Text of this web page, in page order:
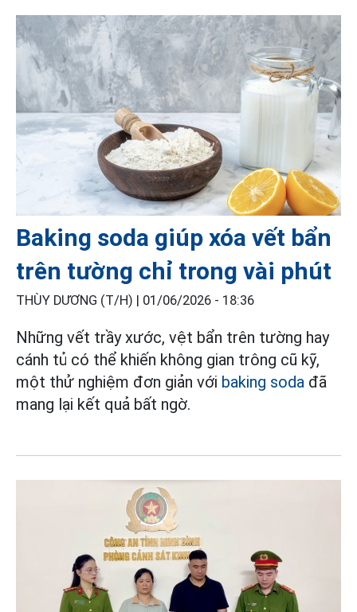
Baking soda giúp xóa vết bẩn
trên tường chỉ trong vài phút
THÙY DƯƠNG (T/H) | 01/06/2026 - 18:36
Những vết trầy xước, vệt bẩn trên tường hay
cánh tủ có thể khiến không gian trông cũ kỹ,
một thử nghiệm đơn giản với baking soda đã
mang lại kết quả bất ngờ.